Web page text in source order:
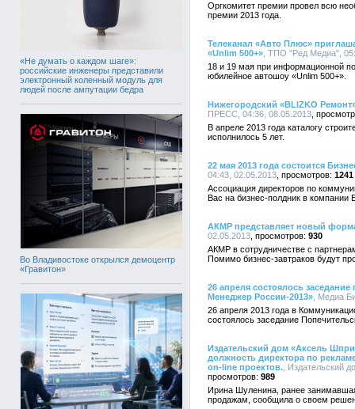
«Не думать о каждом шаге»:
российские инженеры представили
электронный коленный модуль для
людей после ампутации бедра
Во Владивостоке открылся демоцентр
«Гравитон»
Оргкомитет премии провел всю
премии 2013 года.
Телеканал «Авто Плюс»
«Unlim 500+» , ТПО "Ред Медиа",
18 и 19 мая при информационной
юбилейное автошоу «Unlim 500+».
Нижегородский «BLIZKO
ПРЕСС, 04:36, 08.05.2013
В апреле 2013 года каталогу
исполнилось 5 лет.
22 мая 2013 года состоится
04:43, 02.05.2013
1241
Ассоциация директоров по
Вас на бизнес-полдник в компании
АКМР представляет новый
02.05.2013
930
АКМР в сотрудничестве с
Помимо бизнес-завтраков будут
26 апреля состоялось
Менеджер России-2013» , Медиа
26 апреля 2013 года в
состоялось заседание
Издательский дом «Aксель
должность директора по
on-line проектов. , Издательский
989
Ирина Шуленина, ранее
продажам, сообщила о своем